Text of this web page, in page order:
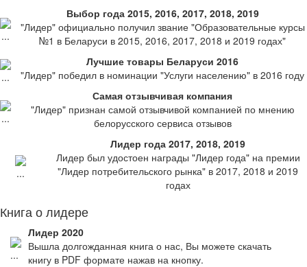
Выбор года 2015, 2016, 2017, 2018, 2019
"Лидер" официально получил звание "Образовательные курсы
№1 в Беларуси в 2015, 2016, 2017, 2018 и 2019 годах"
Лучшие товары Беларуси 2016
"Лидер" победил в номинации "Услуги населению" в 2016 году
Самая отзывчивая компания
"Лидер" признан самой отзывчивой компанией по мнению
белорусского сервиса отзывов
Лидер года 2017, 2018, 2019
Лидер был удостоен награды "Лидер года" на премии
"Лидер потребительского рынка" в 2017, 2018 и 2019
годах
Книга о лидере
Лидер 2020
Вышла долгожданная книга о нас, Вы можете скачать
книгу в PDF формате нажав на кнопку.